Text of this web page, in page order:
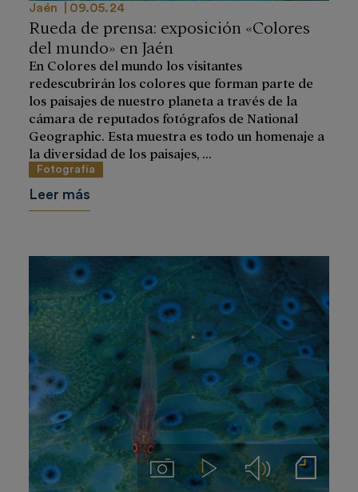
Jaén 09.05.24
Rueda de prensa: exposición «Colores
del mundo» en Jaén
En Colores del mundo los visitantes
redescubrirán los colores que forman parte de
los paisajes de nuestro planeta a través de la
cámara de reputados fotógrafos de National
Geographic. Esta muestra es todo un homenaje a
la diversidad de los paisajes, ...
Fotografía
Leer más
ImágenesVideos Audios Notas de prensa